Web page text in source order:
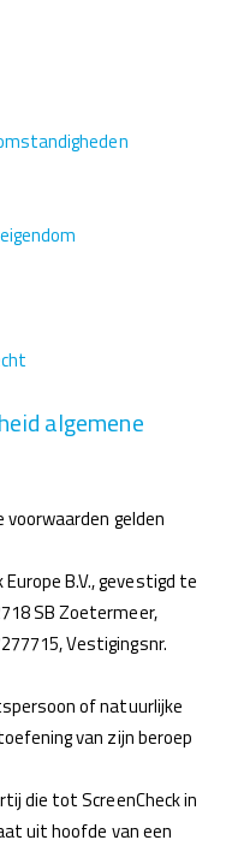
algemene
voorwaarden gelden
Europe B.V., gevestigd te
SB Zoetermeer,
Vestigingsnr.
of natuurlijke
van zijn beroep
die tot ScreenCheck in
uit hoofde van een